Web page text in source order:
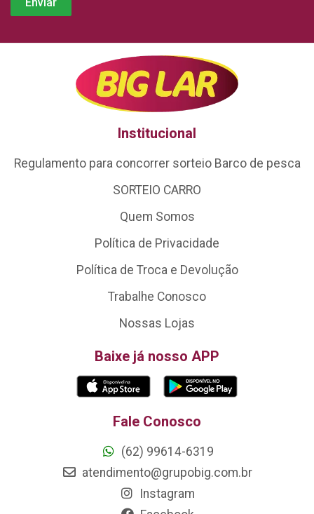
Institucional
Regulamento para concorrer sorteio Barco de pesca
SORTEIO CARRO
Quem Somos
Política de Privacidade
Política de Troca e Devolução
Trabalhe Conosco
Nossas Lojas
Baixe já nosso APP
Fale Conosco
(62) 99614-6319
atendimento@grupobig.com.br
Instagram